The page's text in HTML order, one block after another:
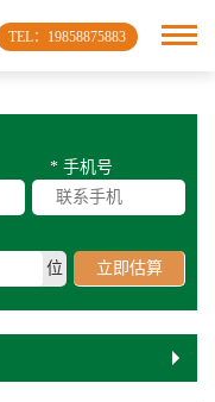
TEL：19858875883
* 手机号
位
立即估算